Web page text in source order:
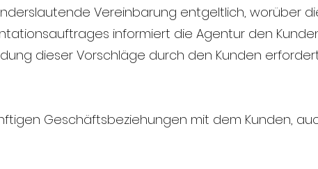
Vereinbarung entgeltlich, worüber
informiert die Agentur den
dieser Vorschläge durch den Kunden
Geschäftsbeziehungen mit dem Kunden,